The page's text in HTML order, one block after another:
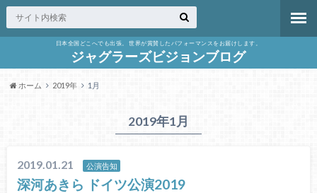
日本全国どこへでも出張。 世界が賞賛したパフォーマンスをお届けします。
ジャグラーズビジョンブログ
ホーム 2019年 1月
2019年1月
2019.01.21 公演告知
深河あきら ドイツ公演2019